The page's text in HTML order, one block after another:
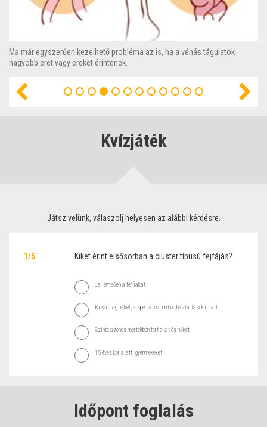
Az időben megkezdett oki kezelés mellett érdemes az esztétikus
megjelenés visszanyerésére is gondot fordítani.
Kvízjáték
Játsz velünk, válaszolj helyesen az alábbi kérdésre.
1/5 Kiket érint elsősorban a cluster típusú fejfájás?
Jellemzően a férfiakat
Kizárólag nőket, a speciális hormon háztartásuk miatt
Szinte azonos mértékben férfiakat és nőket
15 éves kor alatti gyermekeket
Időpont foglalás